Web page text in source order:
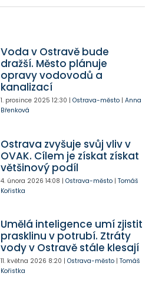
Voda v Ostravě bude
dražší. Město plánuje
opravy vodovodů a
kanalizací
1. prosince 2025 12:30 | Ostrava-město| Anna
Břenková
Ostrava zvyšuje svůj vliv v
OVAK. Cílem je získat získat
většinový podíl
4. února 2026 14:08 | Ostrava-město| Tomáš
Kořistka
Umělá inteligence umí zjistit
prasklinu v potrubí. Ztráty
vody v Ostravě stále klesají
11. května 2026 8:20 | Ostrava-město| Tomáš
Kořistka